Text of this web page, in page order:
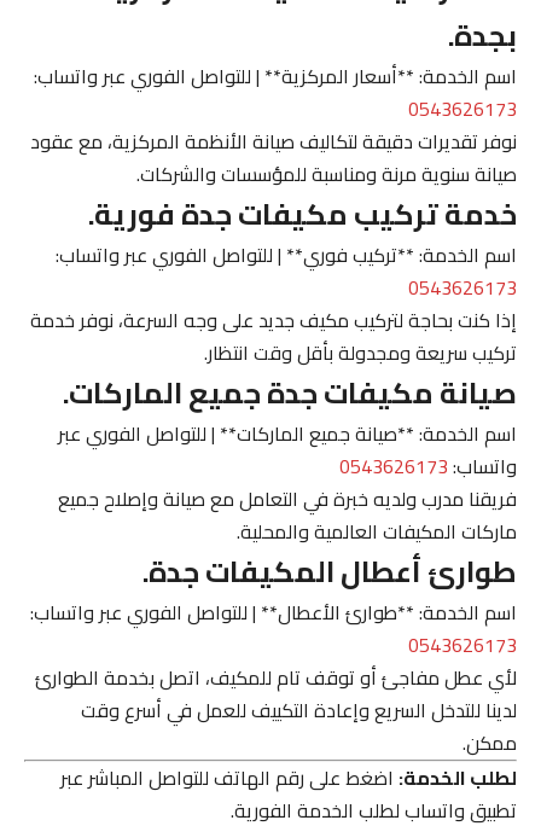
بجدة.
اسم الخدمة: **أسعار المركزية** | للتواصل الفوري عبر واتساب:
0543626173
نوفر تقديرات دقيقة لتكاليف صيانة الأنظمة المركزية، مع عقود
صيانة سنوية مرنة ومناسبة للمؤسسات والشركات.
خدمة تركيب مكيفات جدة فورية.
اسم الخدمة: **تركيب فوري** | للتواصل الفوري عبر واتساب:
0543626173
إذا كنت بحاجة لتركيب مكيف جديد على وجه السرعة، نوفر خدمة
تركيب سريعة ومجدولة بأقل وقت انتظار.
صيانة مكيفات جدة جميع الماركات.
اسم الخدمة: **صيانة جميع الماركات** | للتواصل الفوري عبر
واتساب:0543626173
فريقنا مدرب ولديه خبرة في التعامل مع صيانة وإصلاح جميع
ماركات المكيفات العالمية والمحلية.
طوارئ أعطال المكيفات جدة.
اسم الخدمة: **طوارئ الأعطال** | للتواصل الفوري عبر واتساب:
0543626173
لأي عطل مفاجئ أو توقف تام للمكيف، اتصل بخدمة الطوارئ
لدينا للتدخل السريع وإعادة التكييف للعمل في أسرع وقت
ممكن.
لطلب الخدمة: اضغط على رقم الهاتف للتواصل المباشر عبر
تطبيق واتساب لطلب الخدمة الفورية.